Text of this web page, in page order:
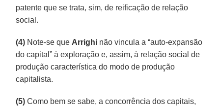
patente que se trata, sim, de reificação de relação
social.
(4) Note-se que Arrighi não vincula a “auto-expansão
do capital” à exploração e, assim, à relação social de
produção característica do modo de produção
capitalista.
(5) Como bem se sabe, a concorrência dos capitais,